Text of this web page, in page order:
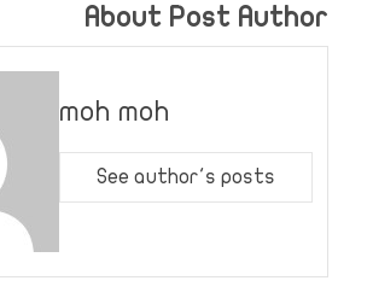
About Post Author
moh moh
See author's posts